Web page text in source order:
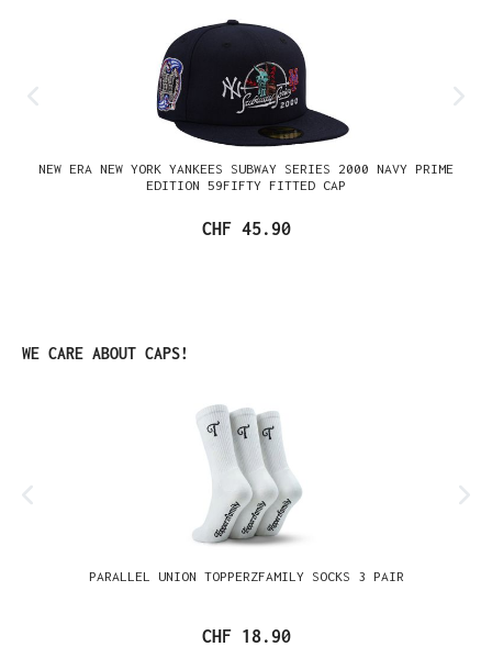
NEW ERA NEW YORK YANKEES SUBWAY SERIES 2000 NAVY PRIME
EDITION 59FIFTY FITTED CAP
CHF 45.90
Produktgalerie überspringen
WE CARE ABOUT CAPS!
PARALLEL UNION TOPPERZFAMILY SOCKS 3 PAIR
CHF 18.90